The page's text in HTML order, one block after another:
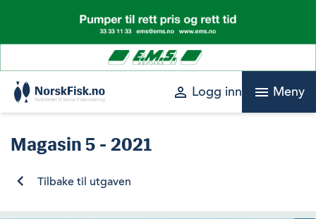
content
perm_identity Logg inn menu Meny
Magasin5 - 2021
Tilbake til utgaven